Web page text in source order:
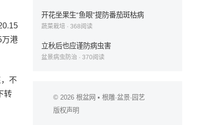
万港
不
转
开花坐果生“鱼眼”提防番茄斑枯病
蔬菜栽培 · 368阅读
立秋后也应谨防病虫害
盆景病虫防治 · 370阅读
© 2026 根盆网 • 根雕·盆景·园艺
版权声明